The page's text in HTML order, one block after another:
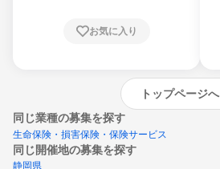
お気に入り
トップページへ
同じ業種の募集を探す
生命保険・損害保険・保険サービス
同じ開催地の募集を探す
静岡県